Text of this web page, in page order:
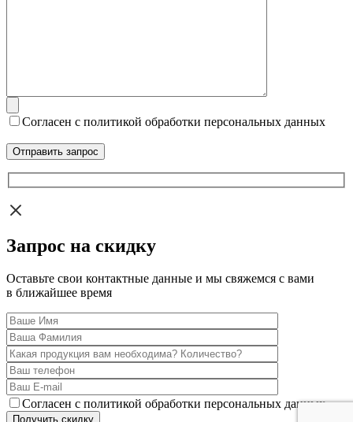
Согласен с политикой обработки персональных данных
Запрос на скидку
Оставьте свои контактные данные и мы свяжемся с вами
в ближайшее время
Согласен с политикой обработки персональных данных